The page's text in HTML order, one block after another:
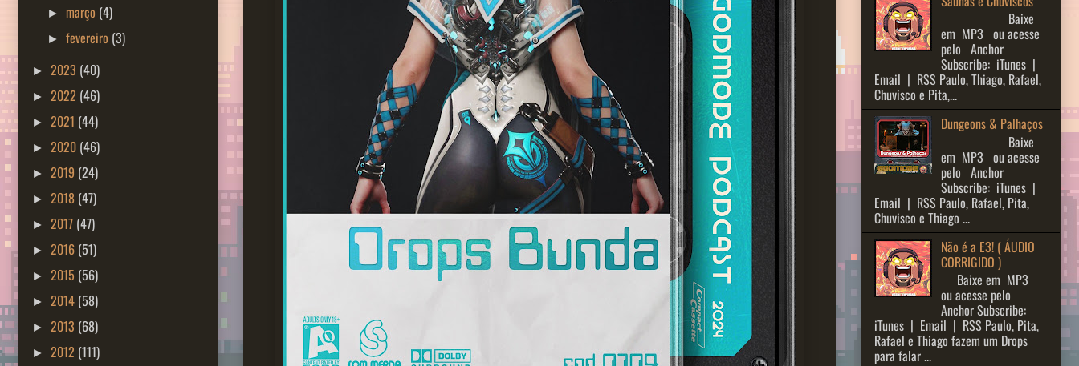
► março (4)
►fevereiro (3)
► 2023 (40)
► 2022 (46)
► 2021 (44)
► 2020 (46)
► 2019 (24)
► 2018 (47)
► 2017 (47)
► 2016 (51)
► 2015 (56)
► 2014 (58)
► 2013 (68)
► 2012 (111)
Baixe
em MP3 ou acesse
pelo Anchor
Subscribe: iTunes |
Email | RSS Paulo, Thiago, Rafael,
Chuvisco e Pita,...
Dungeons & Palhaços
Baixe
em MP3 ou acesse
pelo Anchor
Subscribe: iTunes |
Email | RSS Paulo, Rafael, Pita,
Chuvisco e Thiago ...
Não é a E3! ( ÁUDIO
CORRIGIDO )
Baixe em MP3
ou acesse pelo
Anchor Subscribe:
iTunes | Email | RSS Paulo, Pita,
Rafael e Thiago fazem um Drops
para falar ...